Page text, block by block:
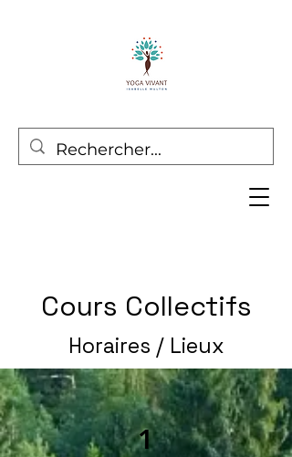
Cours Collectifs
Horaires / Lieux
1